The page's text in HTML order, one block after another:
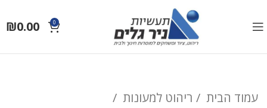
0
₪0.00
עמוד הבית
ריהוט למעונות